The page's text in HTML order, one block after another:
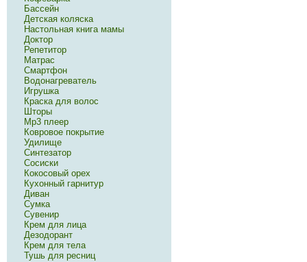
Бассейн
Детская коляска
Настольная книга мамы
Доктор
Репетитор
Матрас
Смартфон
Водонагреватель
Игрушка
Краска для волос
Шторы
Mp3 плеер
Ковровое покрытие
Удилище
Синтезатор
Сосиски
Кокосовый орех
Кухонный гарнитур
Диван
Сумка
Сувенир
Крем для лица
Дезодорант
Крем для тела
Тушь для ресниц